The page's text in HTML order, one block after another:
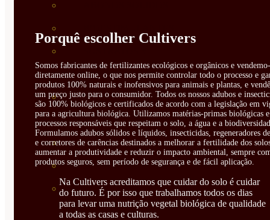
DECORATIVAS
CORRECTORES DE
CARENCIAS
ENRAIZANTES
MADURACIÓN Y ENGORDE
REGENERADORES DEL
SUELO
Porquê escolher Cultivers
Somos fabricantes de fertilizantes ecológicos e orgânicos e
diretamente online, o que nos permite controlar todo o processo e
produtos 100% naturais e inofensivos para animais e plantas, e
um preço justo para o consumidor. Todos os nossos adubos e
são 100% biológicos e certificados de acordo com a legislação em
para a agricultura biológica. Utilizamos matérias-primas biológicas e
processos responsáveis que respeitam o solo, a água e a
Formulamos adubos sólidos e líquidos, insecticidas, regeneradores
e corretores de carências destinados a melhorar a fertilidade dos
aumentar a produtividade e reduzir o impacto ambiental, sempre
produtos seguros, sem período de segurança e de fácil aplicação.
Na Cultivers acreditamos que cuidar do solo é cuidar
do futuro. É por isso que trabalhamos todos os dias
para levar uma nutrição vegetal biológica de qualidade
a todas as casas e culturas.